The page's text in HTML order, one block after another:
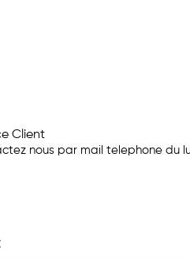
Client
nous par mail telephone du